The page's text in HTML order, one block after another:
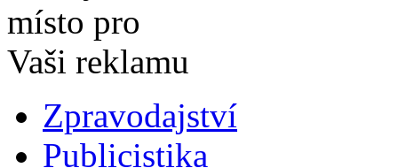
Zpravodajství
Publicistika